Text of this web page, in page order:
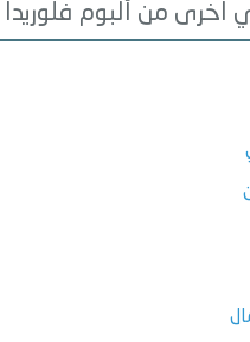
اخرى من ألبوم فلوريدا